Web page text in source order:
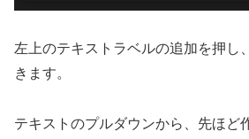
左上のテキストラベルの追加を押し
きます。
テキストのプルダウンから、先ほど